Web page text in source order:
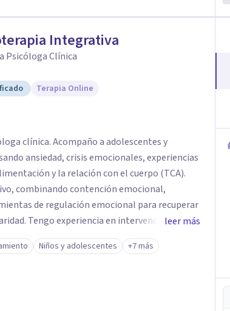
Integrativa
Psicóloga Clínica
Terapia Online
clínica. Acompaño a adolescentes y
ansiedad, crisis emocionales, experiencias
y la relación con el cuerpo (TCA).
combinando contención emocional,
de regulación emocional para recuperar
Tengo experiencia en intervención en
cuidando siempre un encuadre
principalmente en modalidad online y
leer más
Niños y adolescentes +7 más